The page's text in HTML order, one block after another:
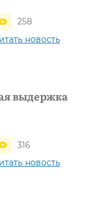
258
новость
выдержка
316
новость